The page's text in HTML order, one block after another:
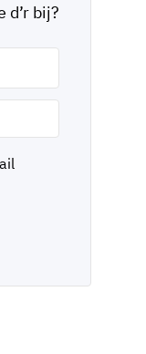
d’r bij?